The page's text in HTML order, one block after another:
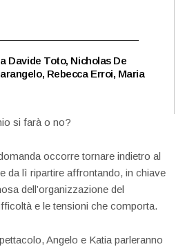
Davide Toto, Nicholas De
Rebecca Erroi, Maria
si farà o no?
occorre tornare indietro al
da lì ripartire affrontando, in chiave
dell’organizzazione del
e le tensioni che comporta.
Angelo e Katia parleranno